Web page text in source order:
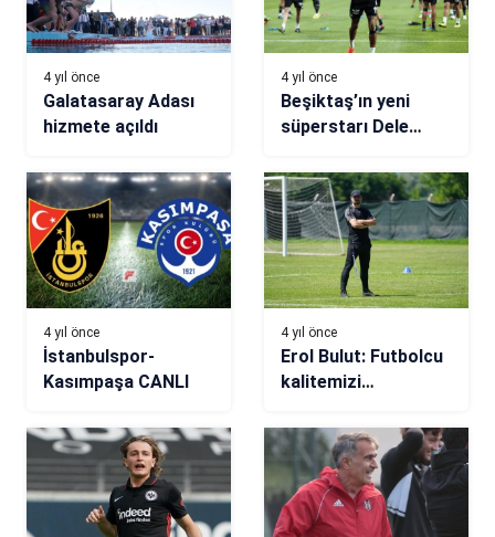
4 yıl önce
Galatasaray Adası
hizmete açıldı
4 yıl önce
Beşiktaş’ın yeni
süperstarı Dele
Park’ta ilk 3’lü!
4 yıl önce
İstanbulspor-
Kasımpaşa CANLI
4 yıl önce
Erol Bulut: Futbolcu
kalitemizi